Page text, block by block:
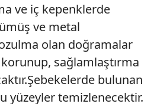
ve iç kepenklerde
ve metal
olan doğramalar
sağlamlaştırma
bulunan
yüzeyler temizlenecektir.